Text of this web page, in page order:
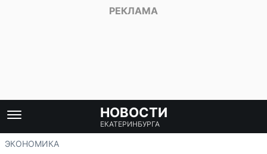
НОВОСТИ
ЕКАТЕРИНБУРГА
ЭКОНОМИКА